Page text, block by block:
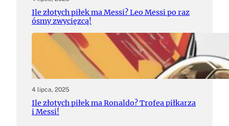
Ile złotych piłek ma Messi? Leo Messi po raz
ósmy zwycięzcą!
4 lipca, 2025
Ile złotych piłek ma Ronaldo? Trofea piłkarza
i Messi!